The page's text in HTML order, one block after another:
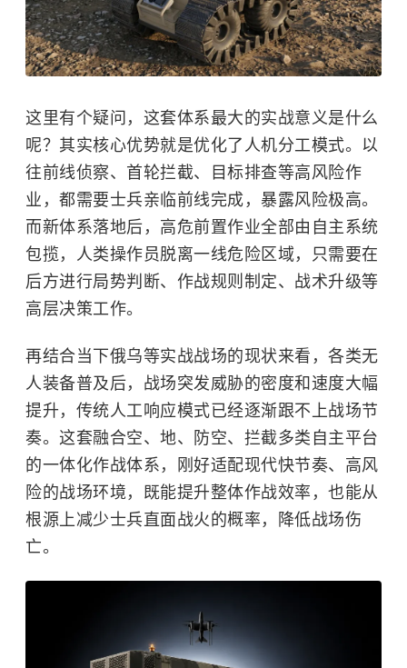
这里有个疑问，这套体系最大的实战意义是什么
呢？其实核心优势就是优化了人机分工模式。以
往前线侦察、首轮拦截、目标排查等高风险作
业，都需要士兵亲临前线完成，暴露风险极高。
而新体系落地后，高危前置作业全部由自主系统
包揽，人类操作员脱离一线危险区域，只需要在
后方进行局势判断、作战规则制定、战术升级等
高层决策工作。
再结合当下俄乌等实战战场的现状来看，各类无
人装备普及后，战场突发威胁的密度和速度大幅
提升，传统人工响应模式已经逐渐跟不上战场节
奏。这套融合空、地、防空、拦截多类自主平台
的一体化作战体系，刚好适配现代快节奏、高风
险的战场环境，既能提升整体作战效率，也能从
根源上减少士兵直面战火的概率，降低战场伤
亡。